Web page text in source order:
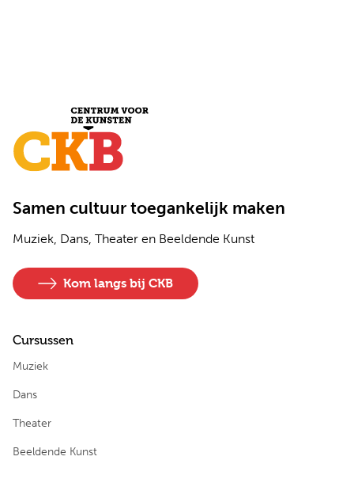
Samen cultuur toegankelijk maken
Muziek, Dans, Theater en Beeldende Kunst
Kom langs bij CKB
Cursussen
Muziek
Dans
Theater
Beeldende Kunst